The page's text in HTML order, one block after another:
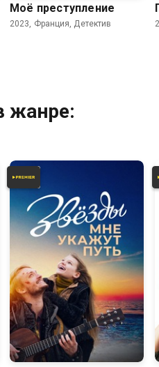
Моё преступление
2023, Франция, Детектив
жанре:
7.3 5.9